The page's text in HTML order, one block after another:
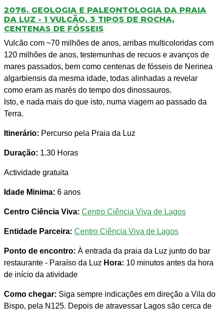
2076. GEOLOGIA E PALEONTOLOGIA DA PRAIA
DA LUZ - 1 VULCÃO, 3 TIPOS DE ROCHA,
CENTENAS DE FÓSSEIS
Vulcão com ~70 milhões de anos, arribas multicoloridas com
120 milhões de anos, testemunhas de recuos e avanços de
mares passados, bem como centenas de fósseis de Nerinea
algarbiensis da mesma idade, todas alinhadas a revelar
como eram as marés do tempo dos dinossauros.
Isto, e nada mais do que isto, numa viagem ao passado da
Terra.
Itinerário: Percurso pela Praia da Luz
Duração: 1.30 Horas
Actividade gratuita
Idade Minima: 6 anos
Centro Ciência Viva: Centro Ciência Viva de Lagos
Entidade Parceira: Centro Ciência Viva de Lagos
Ponto de encontro: À entrada da praia da Luz junto do bar
restaurante - Paraíso da Luz Hora: 10 minutos antes da hora
de início da atividade
Como chegar: Siga sempre indicações em direção a Vila do
Bispo, pela N125. Depois de atravessar Lagos são cerca de